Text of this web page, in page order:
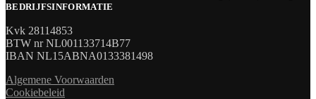
BEDRIJFSINFORMATIE
Kvk 28114853
BTW nr NL001133714B77
IBAN NL15ABNA0133381498
Algemene Voorwaarden
Cookiebeleid